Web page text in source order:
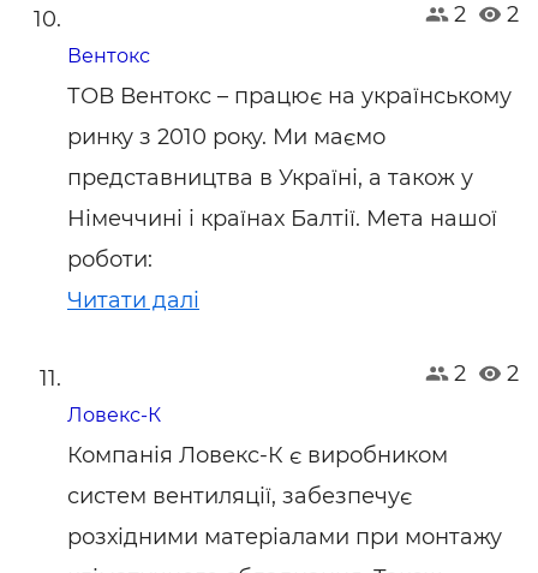
2 2
Вентокс
ТОВ Вентокс – працює на українському
ринку з 2010 року. Ми маємо
представництва в Україні, а також у
Німеччині і країнах Балтії. Мета нашої
роботи:
Читати далі
2 2
Ловекс-К
Компанія Ловекс-К є виробником
систем вентиляції, забезпечує
розхідними матеріалами при монтажу